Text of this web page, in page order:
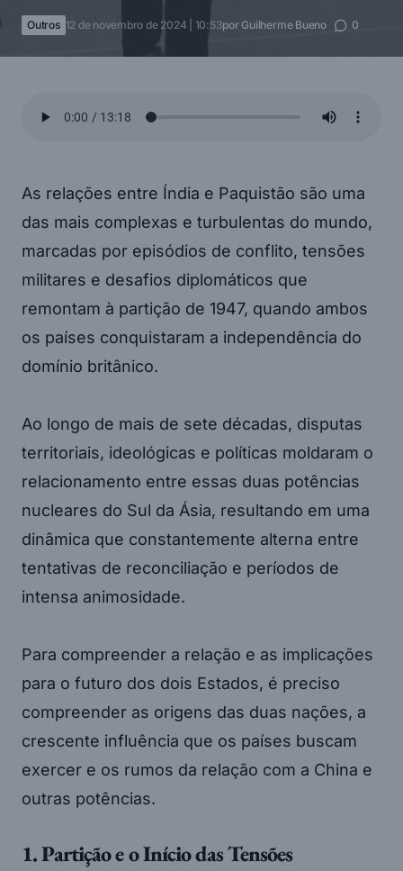
Outros 12 de novembro de 2024 | 10:53por Guilherme Bueno 0
As relações entre Índia e Paquistão são uma
das mais complexas e turbulentas do mundo,
marcadas por episódios de conflito, tensões
militares e desafios diplomáticos que
remontam à partição de 1947, quando ambos
os países conquistaram a independência do
domínio britânico.
Ao longo de mais de sete décadas, disputas
territoriais, ideológicas e políticas moldaram o
relacionamento entre essas duas potências
nucleares do Sul da Ásia, resultando em uma
dinâmica que constantemente alterna entre
tentativas de reconciliação e períodos de
intensa animosidade.
Para compreender a relação e as implicações
para o futuro dos dois Estados, é preciso
compreender as origens das duas nações, a
crescente influência que os países buscam
exercer e os rumos da relação com a China e
outras potências.
1. Partição e o Início das Tensões